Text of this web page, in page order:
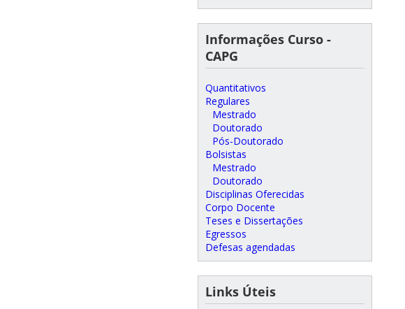
Informações Curso -
CAPG
Quantitativos
Regulares
Mestrado
Doutorado
Pós-Doutorado
Bolsistas
Mestrado
Doutorado
Disciplinas Oferecidas
Corpo Docente
Teses e Dissertações
Egressos
Defesas agendadas
Links Úteis